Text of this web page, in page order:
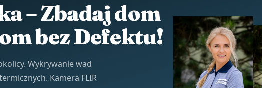
– Zbadaj dom
bez Defektu!
Wykrywanie wad
Kamera FLIR